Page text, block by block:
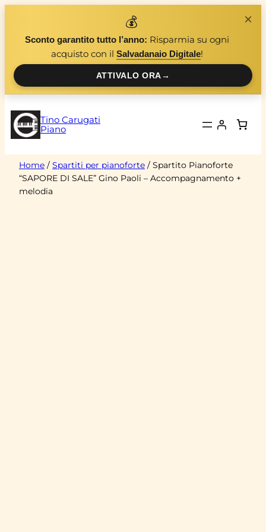
contenuto
💰
Sconto garantito tutto l’anno: Risparmia su ogni
acquisto con il Salvadanaio Digitale!
ATTIVALO ORA→
×
Tino Carugati
Piano
Home / Spartiti per pianoforte / Spartito Pianoforte
“SAPORE DI SALE” Gino Paoli – Accompagnamento +
melodia